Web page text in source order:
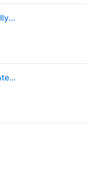
Montaje en pared Logitech 939-001644 Negro para Rally y Rally Plus 10,9 kg
Soporte mural - LOGITECH - Modelo Rally - Instalación elegante - Cableado seguro - Ajuste flexible